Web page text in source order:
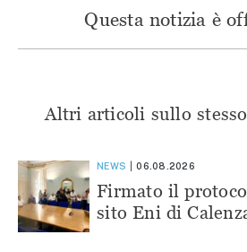
Questa notizia è
Altri articoli sullo
NEWS 06.08.2026
Firmato il
sito Eni di